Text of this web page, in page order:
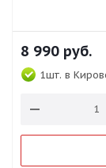
8 990 руб.
1шт. в